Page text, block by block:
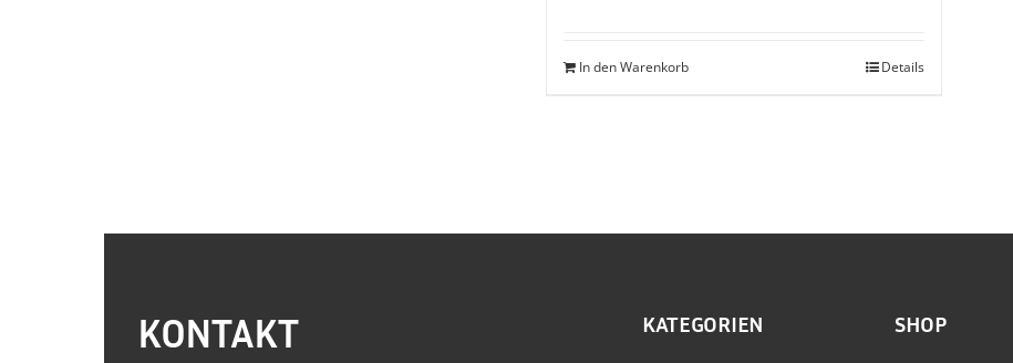
In den Warenkorb Details
KONTAKT KATEGORIEN SHOP